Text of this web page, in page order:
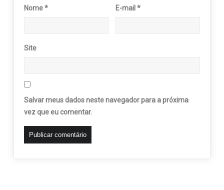
Nome* E-mail*
Site
Salvar meus dados neste navegador para a próxima
vez que eu comentar.